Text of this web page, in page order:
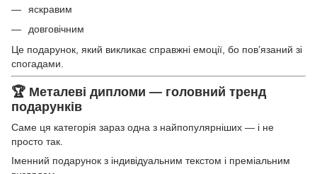
яскравим
довговічним
Це подарунок, який викликає справжні емоції, бо пов’язаний зі
спогадами.
🏆 Металеві дипломи — головний тренд
подарунків
Саме ця категорія зараз одна з найпопулярніших — і не
просто так.
Іменний подарунок з індивідуальним текстом і преміальним